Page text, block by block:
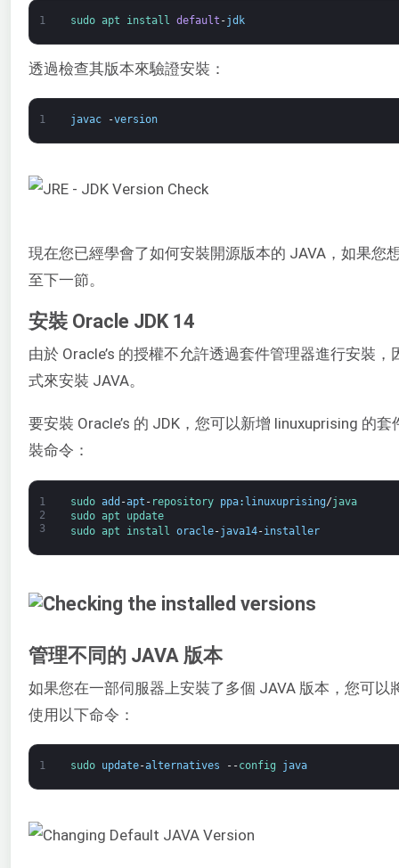
1 sudo apt install default -jdk
透過檢查其版本來驗證安裝：
1 javac -version
現在您已經學會了如何安裝開源版本的 JAVA，如果您
至下一節。
安裝 Oracle JDK 14
由於 Oracle’s 的授權不允許透過套件管理器進行安裝
式來安裝 JAVA。
要安裝 Oracle’s 的 JDK，您可以新增 linuxuprising 的
裝命令：
1
2
3
sudo add -apt - repository ppa: linuxuprising/java
sudo apt
update
sudo apt install oracle-java14-installer
管理不同的 JAVA 版本
如果您在一部伺服器上安裝了多個 JAVA 版本，您可
使用以下命令：
1 sudo update-alternatives --config java